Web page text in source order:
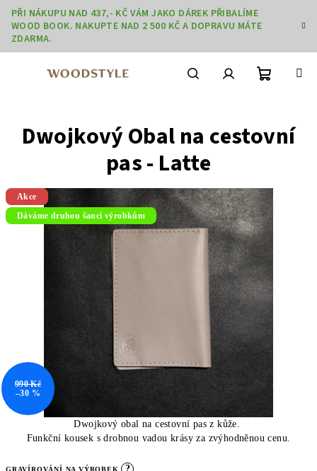
Přejít
obsah
PŘI NÁKUPU NAD 437,- KČ VÁM JAKO DÁREK PŘIBALÍME
WOOD BOOK. NAKUPTE NAD 2 500 KČ A DOPRAVU MÁTE
ZDARMA.
košík
Dwojkový obal na cestovní pas z kůže.
Funkční kousek s drobnou vadou krásy za zvýhodněnou cenu.
GRAVÍROVÁNÍ NA VÝROBEK ?
Dwojkový Obal na cestovní
pas - Latte
Akce
Dáváme druhou šanci výrobkům
990 Kč
–30 %